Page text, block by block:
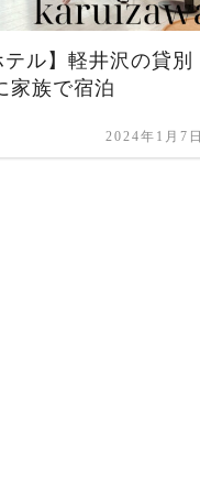
テル】軽井沢の貸別
家族で宿泊
2024年1月7